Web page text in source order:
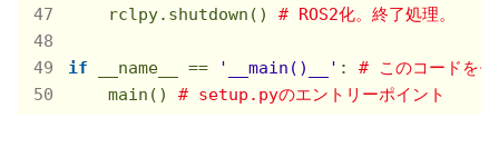
    rclpy.shutdown()
# ROS2化。終了処理。
if __name__ == '__main()__' : # このコードを
    main()
# setup.pyのエントリーポイント